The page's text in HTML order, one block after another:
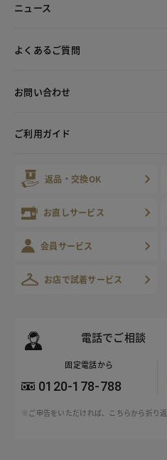
ニュース
よくあるご質問
お問い合わせ
ご利用ガイド
返品・交換OK
お直しサービス
会員サービス
お店で試着サービス
電話でご相談
固定電話から
0120-178-788
※ご申告をいただければ、こちらから折り